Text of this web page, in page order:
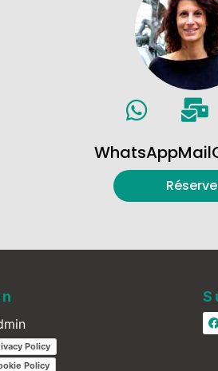
WhatsAppMail
Policy
Policy